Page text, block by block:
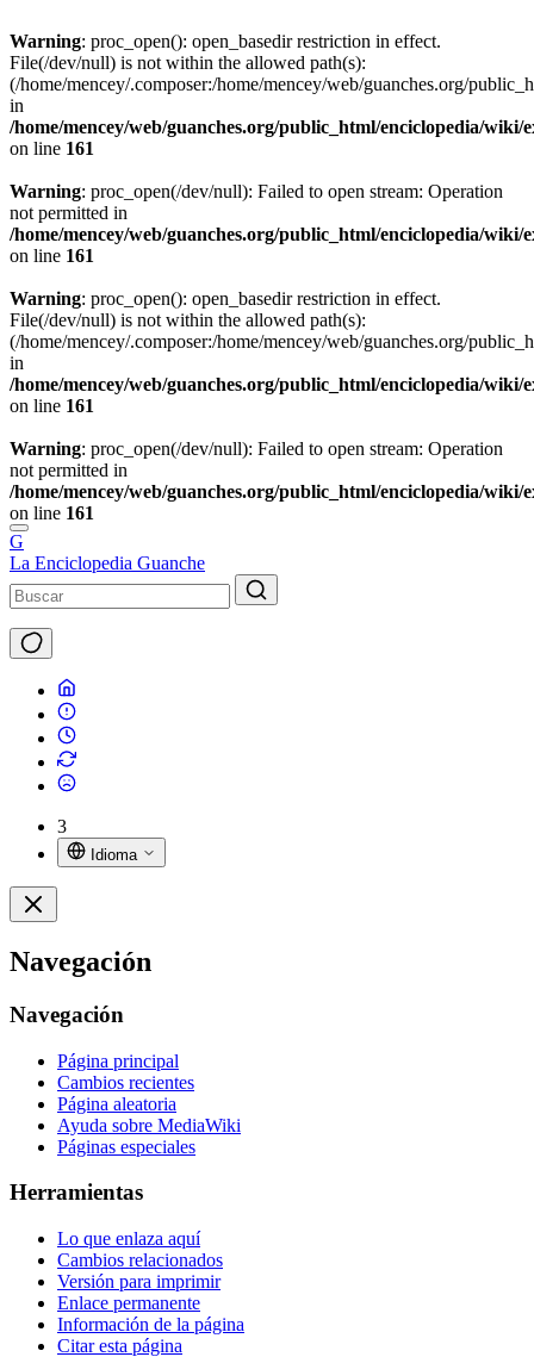
Warning: proc_open(): open_basedir restriction in effect.
File(/dev/null) is not within the allowed path(s):
(/home/mencey/.composer:/home/mencey/web/guanches.org/
in
/home/mencey/web/guanches.org/public_html/enciclopedia/
on line 161
Warning: proc_open(/dev/null): Failed to open stream: Operation
not permitted in
/home/mencey/web/guanches.org/public_html/enciclopedia/
on line 161
Warning: proc_open(): open_basedir restriction in effect.
File(/dev/null) is not within the allowed path(s):
(/home/mencey/.composer:/home/mencey/web/guanches.org/
in
/home/mencey/web/guanches.org/public_html/enciclopedia/
on line 161
Warning: proc_open(/dev/null): Failed to open stream: Operation
not permitted in
/home/mencey/web/guanches.org/public_html/enciclopedia/
on line 161
G
La Enciclopedia Guanche
3
Idioma
Navegación
Navegación
Página principal
Cambios recientes
Página aleatoria
Ayuda sobre MediaWiki
Páginas especiales
Herramientas
Lo que enlaza aquí
Cambios relacionados
Versión para imprimir
Enlace permanente
Información de la página
Citar esta página